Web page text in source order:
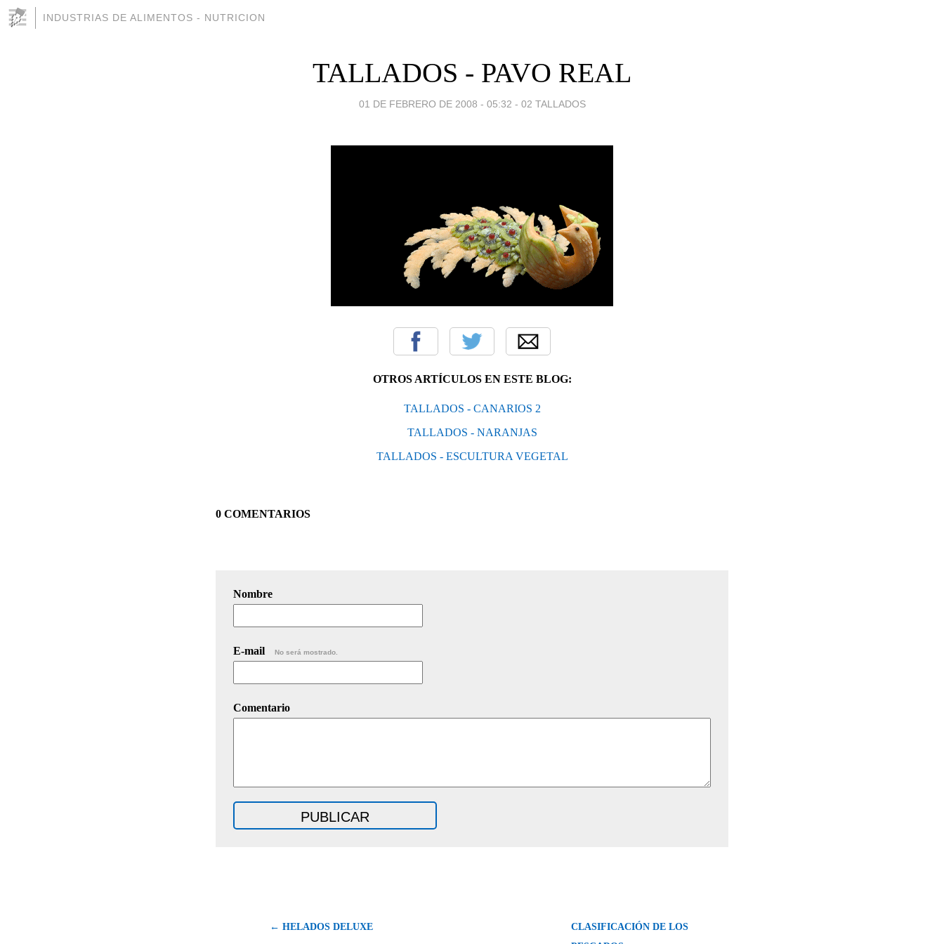
INDUSTRIAS DE ALIMENTOS - NUTRICION
TALLADOS - PAVO REAL
01 DE FEBRERO DE 2008 - 05:32 - 02 TALLADOS
OTROS ARTÍCULOS EN ESTE BLOG:
TALLADOS - CANARIOS 2
TALLADOS - NARANJAS
TALLADOS - ESCULTURA VEGETAL
0 COMENTARIOS
Nombre
E-mail No será mostrado.
Comentario
← HELADOS DELUXE
CLASIFICACIÓN DE LOS